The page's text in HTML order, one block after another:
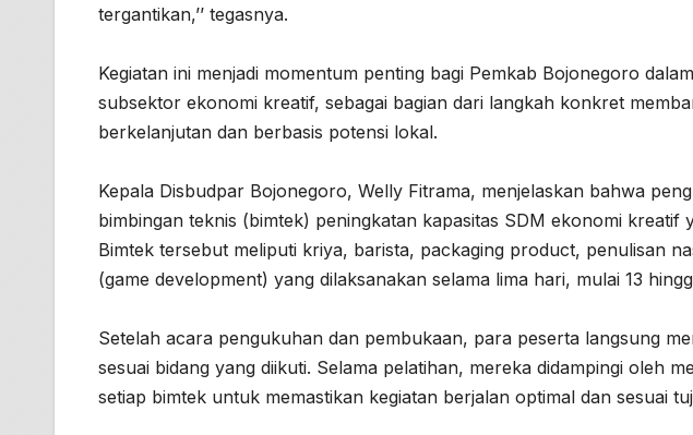
tergantikan,’’ tegasnya.
Kegiatan ini menjadi momentum penting bagi Pemkab Bojonegoro
subsektor ekonomi kreatif, sebagai bagian dari langkah konkret
berkelanjutan dan berbasis potensi lokal.
Kepala Disbudpar Bojonegoro, Welly Fitrama, menjelaskan bahwa
bimbingan teknis (bimtek) peningkatan kapasitas SDM ekonomi kreatif
Bimtek tersebut meliputi kriya, barista, packaging product, penulisan
(game development) yang dilaksanakan selama lima hari, mulai 13
Setelah acara pengukuhan dan pembukaan, para peserta langsung
sesuai bidang yang diikuti. Selama pelatihan, mereka didampingi oleh
setiap bimtek untuk memastikan kegiatan berjalan optimal dan sesuai